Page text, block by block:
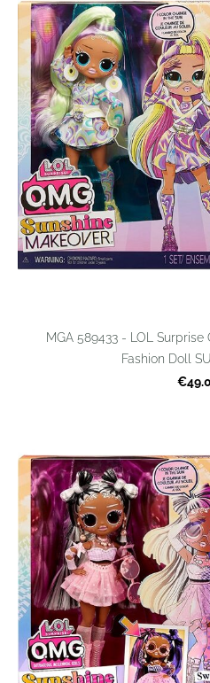
MGA 589433 - LOL
Fashion Doll